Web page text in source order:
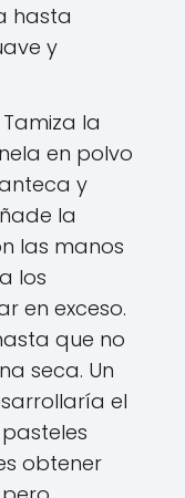
hasta
y
Tamiza la
en polvo
y
la
las manos
los
en exceso.
que no
seca. Un
el
obtener